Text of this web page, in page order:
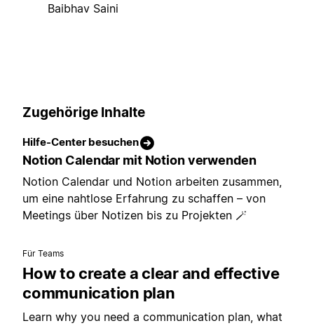
Baibhav Saini
Zugehörige Inhalte
Hilfe-Center besuchen
Notion Calendar mit Notion verwenden
Notion Calendar und Notion arbeiten zusammen,
um eine nahtlose Erfahrung zu schaffen – von
Meetings über Notizen bis zu Projekten 🪄
Für Teams
How to create a clear and effective
communication plan
Learn why you need a communication plan, what